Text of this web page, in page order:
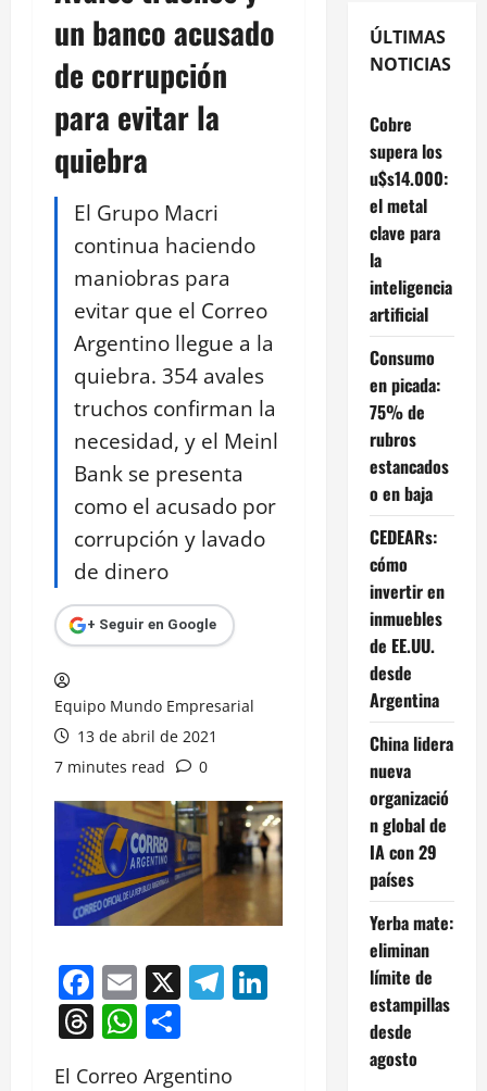
un banco acusado
de corrupción
para evitar la
quiebra
El Grupo Macri
continua haciendo
maniobras para
evitar que el Correo
Argentino llegue a la
quiebra. 354 avales
truchos confirman la
necesidad, y el Meinl
Bank se presenta
como el acusado por
corrupción y lavado
de dinero
+ Seguir en Google
Equipo Mundo Empresarial
13 de abril de 2021
7 minutes read
0
Facebook
Email
X Telegram
LinkedIn
Threads
WhatsApp
El Correo Argentino
ÚLTIMAS
NOTICIAS
Cobre
supera los
u$s14.000:
el metal
clave para
la
inteligencia
artificial
Consumo
en picada:
75% de
rubros
estancados
o en baja
CEDEARs:
cómo
invertir en
inmuebles
de EE.UU.
desde
Argentina
China lidera
nueva
organizació
n global de
IA con 29
países
Yerba mate:
eliminan
límite de
estampillas
desde
agosto